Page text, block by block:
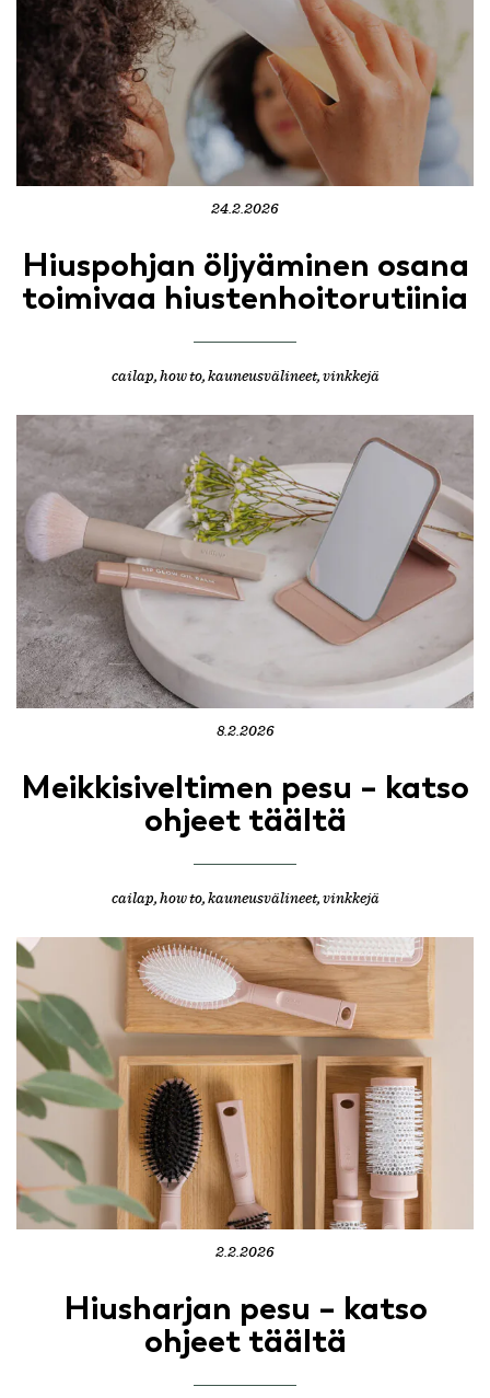
24.2.2026
Hiuspohjan öljyäminen osana
toimivaa hiustenhoitorutiinia
cailap, how to, kauneusvälineet, vinkkejä
8.2.2026
Meikkisiveltimen pesu – katso
ohjeet täältä
cailap, how to, kauneusvälineet, vinkkejä
2.2.2026
Hiusharjan pesu – katso
ohjeet täältä